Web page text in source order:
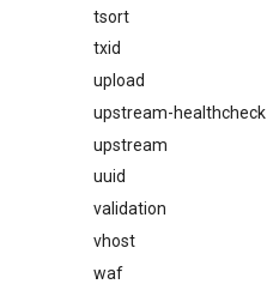
tsort
txid
upload
upstream-healthcheck
upstream
uuid
validation
vhost
waf